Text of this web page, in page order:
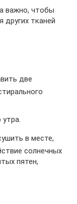
важно, чтобы
других тканей
две
в месте,
солнечных
пятен,